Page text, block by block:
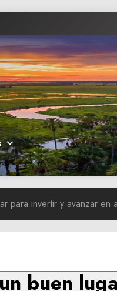
para invertir y avanzar en
buen